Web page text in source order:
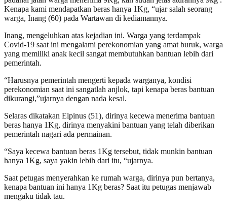
Kenapa kami mendapatkan beras hanya 1Kg, “ujar salah seorang
warga, Inang (60) pada Wartawan di kediamannya.
Inang, mengeluhkan atas kejadian ini. Warga yang terdampak
Covid-19 saat ini mengalami perekonomian yang amat buruk, warga
yang memiliki anak kecil sangat membutuhkan bantuan lebih dari
pemerintah.
“Harusnya pemerintah mengerti kepada warganya, kondisi
perekonomian saat ini sangatlah anjlok, tapi kenapa beras bantuan
dikurangi,”ujarnya dengan nada kesal.
Selaras dikatakan Elpinus (51), dirinya kecewa menerima bantuan
beras hanya 1Kg, dirinya menyakini bantuan yang telah diberikan
pemerintah nagari ada permainan.
“Saya kecewa bantuan beras 1Kg tersebut, tidak munkin bantuan
hanya 1Kg, saya yakin lebih dari itu, “ujarnya.
Saat petugas menyerahkan ke rumah warga, dirinya pun bertanya,
kenapa bantuan ini hanya 1Kg beras? Saat itu petugas menjawab
mengaku tidak tau.